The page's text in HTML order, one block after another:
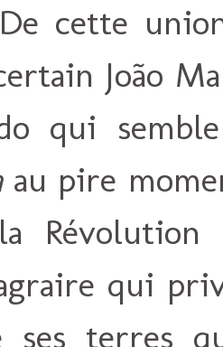
cette
João
qui
au pire
Révolution
qui
ses terres